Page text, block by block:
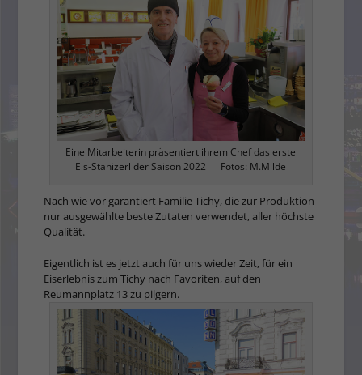
Eine Mitarbeiterin präsentiert ihrem Chef das erste
Eis-Stanizerl der Saison 2022 Fotos: M.Milde
Nach wie vor garantiert Familie Tichy, die zur Produktion
nur ausgewählte beste Zutaten verwendet, aller höchste
Qualität.
Eigentlich ist es jetzt auch für uns wieder Zeit, für ein
Eiserlebnis zum Tichy nach Favoriten, auf den
Reumannplatz 13 zu pilgern.